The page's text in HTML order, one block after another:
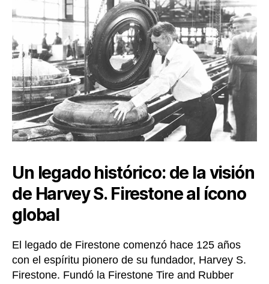
Un legado histórico: de la visión
de Harvey S. Firestone al ícono
global
El legado de Firestone comenzó hace 125 años
con el espíritu pionero de su fundador, Harvey S.
Firestone. Fundó la Firestone Tire and Rubber